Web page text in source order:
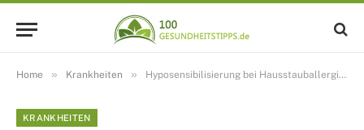
Home » Krankheiten » Hyposensibilisierung bei Hausstauballergie – So verläuft die Spritzen-Therapie
KRANKHEITEN